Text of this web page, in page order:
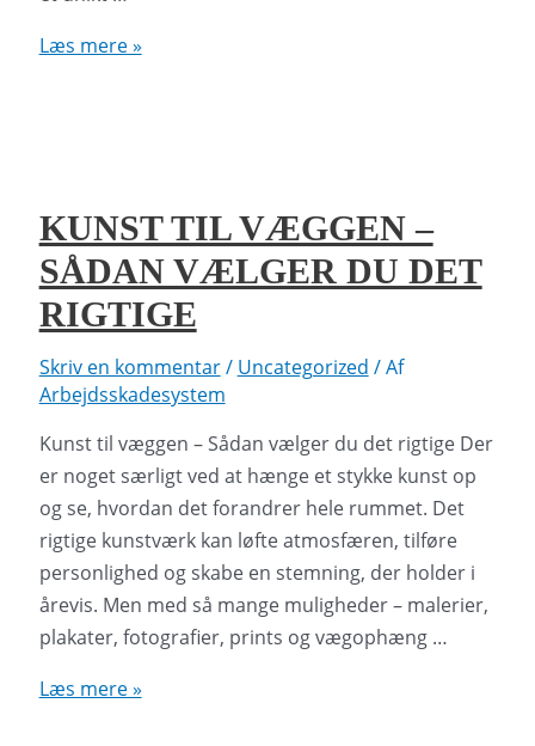
Dansk
i
dag
Læs mere »
KUNST TIL VÆGGEN –
SÅDAN VÆLGER DU DET
RIGTIGE
Skriv en kommentar/ Uncategorized / Af
Arbejdsskadesystem
Kunst til væggen – Sådan vælger du det rigtige Der
er noget særligt ved at hænge et stykke kunst op
og se, hvordan det forandrer hele rummet. Det
rigtige kunstværk kan løfte atmosfæren, tilføre
personlighed og skabe en stemning, der holder i
årevis. Men med så mange muligheder – malerier,
plakater, fotografier, prints og vægophæng …
Kunst
Læs mere »